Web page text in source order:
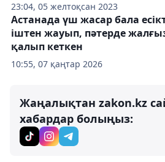
23:04, 05 желтоқсан 2023
10:55, 07 қаңтар 2026
Астанада үш жасар бала
іштен жауып, пәтерде
қалып кеткен
Жаңалықтан zakon.kz
хабардар болыңыз: